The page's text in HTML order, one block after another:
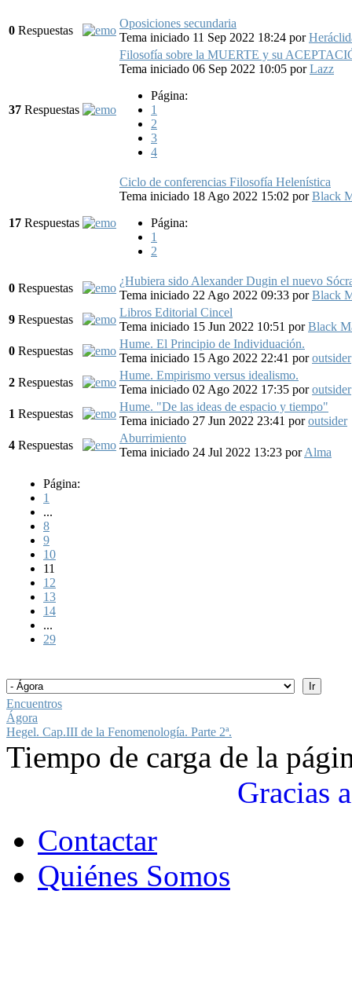
0 Respuestas
Oposiciones secundaria
Tema iniciado 11 Sep 2022 18:24 por
37 Respuestas
Filosofía sobre la MUERTE y su
Tema iniciado 06 Sep 2022 10:05 porLazz
Página:
1
2
3
4
17 Respuestas
Ciclo de conferencias Filosofía Helenística
Tema iniciado 18 Ago 2022 15:02 porBlack
Página:
1
2
0 Respuestas
¿Hubiera sido Alexander Dugin el nuevo
Tema iniciado 22 Ago 2022 09:33 porBlack
9 Respuestas
Libros Editorial Cincel
Tema iniciado 15 Jun 2022 10:51 porBlack
0 Respuestas
Hume. El Principio de Individuación.
Tema iniciado 15 Ago 2022 22:41 poroutsider
2 Respuestas
Hume. Empirismo versus idealismo.
Tema iniciado 02 Ago 2022 17:35 poroutsider
1 Respuestas
Hume. "De las ideas de espacio y tiempo"
Tema iniciado 27 Jun 2022 23:41 poroutsider
4 Respuestas
Aburrimiento
Tema iniciado 24 Jul 2022 13:23 porAlma
Página:
1
...
8
9
10
11
12
13
14
...
29
Encuentros
Ágora
Hegel. Cap.III de la Fenomenología. Parte 2ª.
Tiempo de carga de la
Gracias a
Contactar
Quiénes Somos